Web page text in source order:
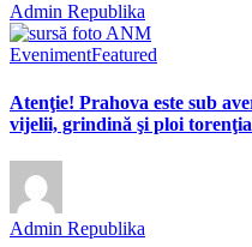
Admin Republika
EvenimentFeatured
Atenţie! Prahova este sub
vijelii, grindină şi ploi
Admin Republika